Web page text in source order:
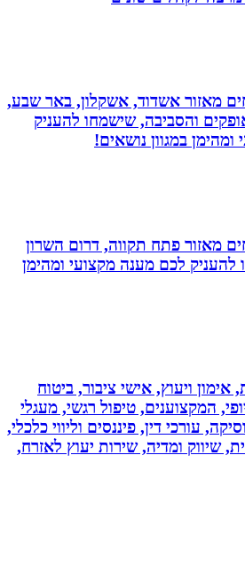
אשדוד, אשקלון, באר שבע,
והסביבה, שישמחו להעניק
במגוון נושאים!
פתח תקווה, דרום השרון
לכם מענה מקצועי ומהימן
ויעוץ, אישי ציבור, ביטוח
טיפול רגשי, מעגלי
דין, פיננסים וליווי כלכלי,
ומדיה, שירות יעוץ לאזרח,